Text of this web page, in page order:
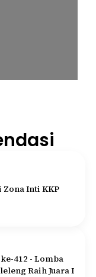
Zona Inti KKP
412 - Lomba
Raih Juara I